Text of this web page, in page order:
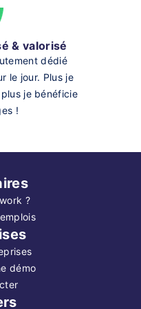
& valorisé
dédié
le jour. Plus je
je bénéficie
!
?
démo